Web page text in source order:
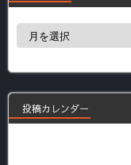
事
投稿カレンダー